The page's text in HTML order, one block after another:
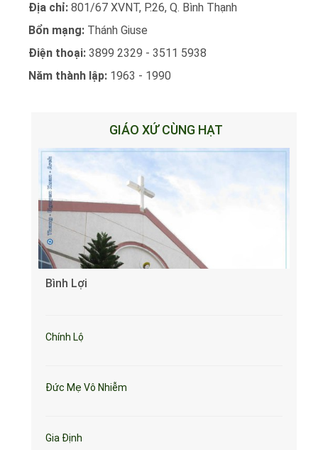
Địa chỉ: 801/67 XVNT, P.26, Q. Bình Thạnh
Bổn mạng: Thánh Giuse
Điện thoại: 3899 2329 - 3511 5938
Năm thành lập: 1963 - 1990
GIÁO XỨ CÙNG HẠT
Bình Lợi
Chính Lộ
Đức Mẹ Vô Nhiễm
Gia Định